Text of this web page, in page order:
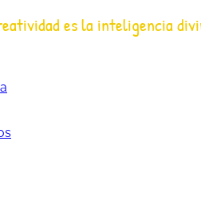
es la inteligencia